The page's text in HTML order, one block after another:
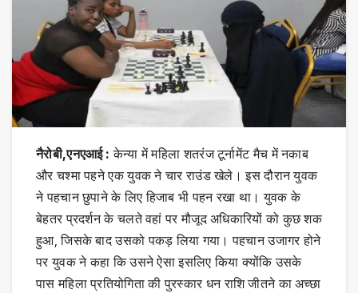
नैरोबी,एनएआई : केन्या में महिला शतरंज टूर्नामेंट मैच में नकाब
और चश्मा पहने एक युवक ने चार राउंड खेले। इस दौरान युवक
ने पहचान छुपाने के लिए हिजाब भी पहन रखा था। युवक के
बेहतर प्रदर्शन के चलते वहां पर मौजूद अधिकारियों को कुछ शक
हुआ, जिसके बाद उसको पकड़ लिया गया। पहचान उजागर होने
पर युवक ने कहा कि उसने ऐसा इसलिए किया क्योंकि उसके
पास महिला प्रतियोगिता की पुरस्कार धन राशि जीतने का अच्छा